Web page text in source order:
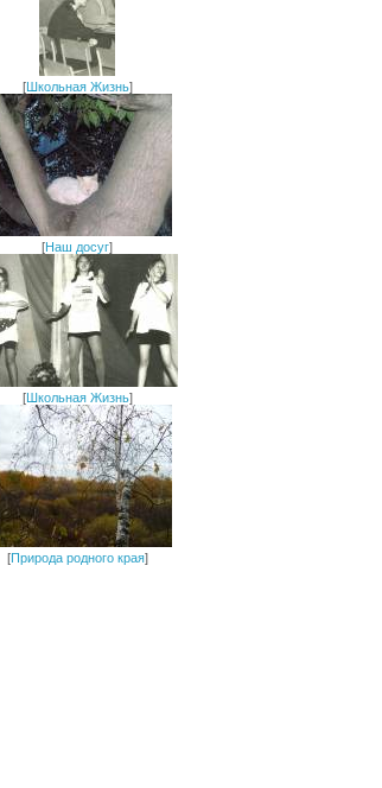
[Школьная Жизнь]
[Наш досуг]
[Школьная Жизнь]
[Природа родного края]